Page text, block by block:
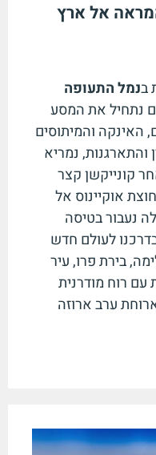
- המראה אל ארץ
בנמל התעופה
נתחיל את המסע
האינקה והמיתוסים
והתארגנות, נמריא
קונייקשן קצר
אוקיינוס אל
נעבור בטיסה
לעולם חדש
בירת פרו, עיר
עם רוח מודרנית
ערב ארוזה